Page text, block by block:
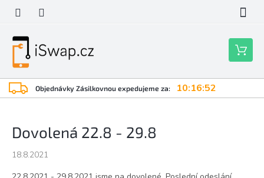
obsah
Objednávky Zásilkovnou expedujeme za: 10:16:51
Nákupní
košík
Dovolená 22.8 - 29.8
18.8.2021